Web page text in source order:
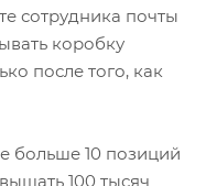
сотрудника почты
коробку
после того, как
больше 10 позиций
100 тысяч